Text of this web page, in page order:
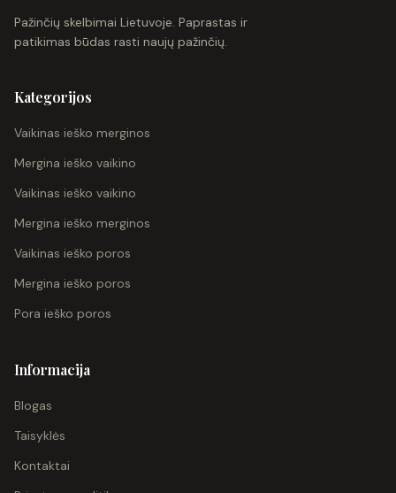
Pažinčių skelbimai Lietuvoje. Paprastas ir
patikimas būdas rasti naujų pažinčių.
Kategorijos
Vaikinas ieško merginos
Mergina ieško vaikino
Vaikinas ieško vaikino
Mergina ieško merginos
Vaikinas ieško poros
Mergina ieško poros
Pora ieško poros
Informacija
Blogas
Taisyklės
Kontaktai